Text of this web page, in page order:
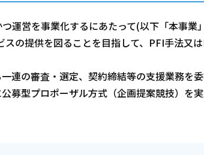
運営を事業化するにあたって(以下「本事業
の提供を図ることを目指して、PFI手法又
連の審査・選定、契約締結等の支援業務を
募型プロポーザル方式（企画提案競技）を